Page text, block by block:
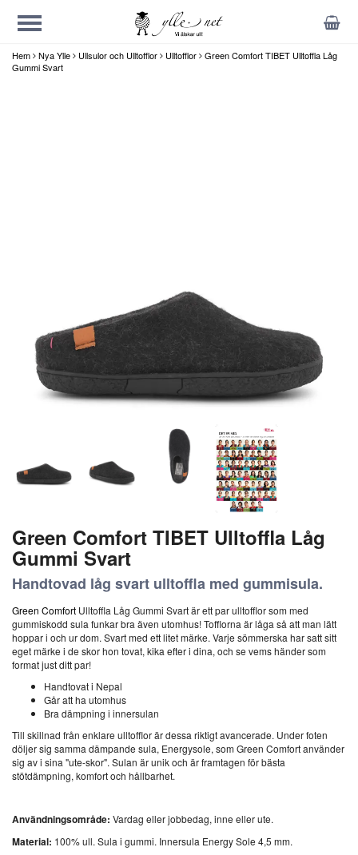
Hem Nya Ylle Ullsulor och Ulltofflor Ulltofflor
Green Comfort TIBET Ulltoffla Låg
Gummi Svart
Green Comfort TIBET Ulltoffla Låg
Gummi Svart
Handtovad låg svart ulltoffla med gummisula.
Green Comfort Ulltoffla Låg Gummi Svart är ett par ulltofflor som med
gummiskodd sula funkar bra även utomhus! Tofflorna är låga så att man lätt
hoppar i och ur dom. Svart med ett litet märke. Varje sömmerska har satt sitt
eget märke i de skor hon tovat, kika efter i dina, och se vems händer som
format just ditt par!
Handtovat i Nepal
Går att ha utomhus
Bra dämpning i innersulan
Till skillnad från enklare ulltofflor är dessa riktigt avancerade. Under foten
döljer sig samma dämpande sula, Energysole, som Green Comfort använder
sig av i sina "ute-skor". Sulan är unik och är framtagen för bästa
stötdämpning, komfort och hållbarhet.
Användningsområde: Vardag eller jobbedag, inne eller ute.
Material: 100% ull. Sula i gummi. Innersula Energy Sole 4,5 mm.